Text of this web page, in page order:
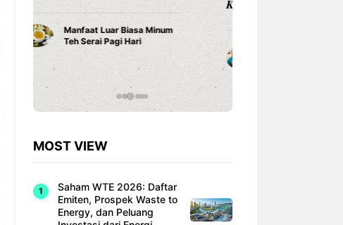
Cara Belajar yang Tepat
Potensinya
MOST VIEW
Saham WTE 2026: Daftar
Emiten, Prospek Waste to
Energy, dan Peluang